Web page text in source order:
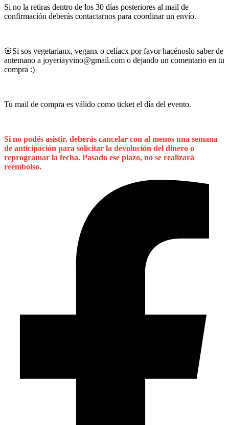
Si no la retiras dentro de los 30 días posteriores al mail de
confirmación deberás contactarnos para coordinar un envío.
🌸Si sos vegetarianx, veganx o celíacx por favor hacénoslo saber de
antemano a joyeriayvino@gmail.com o dejando un comentario en tu
compra :)
Tu mail de compra es válido como ticket el día del evento.
Si no podés asistir, deberás cancelar con al menos una semana
de anticipación para solicitar la devolución del dinero o
reprogramar la fecha. Pasado ese plazo, no se realizará
reembolso.